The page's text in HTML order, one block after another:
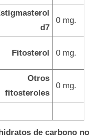
d7
0 mg.
Fitosterol 0 mg.
Otros
fitosteroles
0 mg.
de carbono no